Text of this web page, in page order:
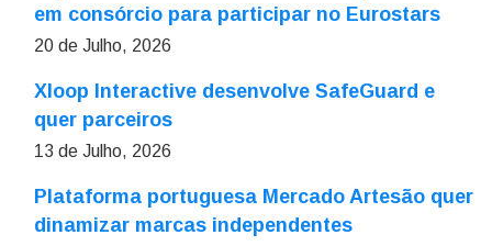
em consórcio para participar no Eurostars
20 de Julho, 2026
Xloop Interactive desenvolve SafeGuard e
quer parceiros
13 de Julho, 2026
Plataforma portuguesa Mercado Artesão quer
dinamizar marcas independentes